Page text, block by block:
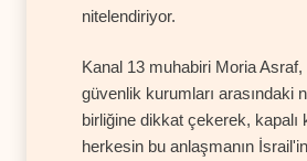
nitelendiriyor.
Kanal 13 muhabiri Moria
güvenlik kurumları arasındaki
birliğine dikkat çekerek, kapalı
herkesin bu anlaşmanın